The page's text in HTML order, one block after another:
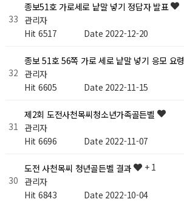
33
종보51호 가로세로 낱말 넣기 정답자 발표
관리자
Hit 6517 Date 2022-12-20
32
종보 51호 56쪽 가로 세로 낱말 넣기 응모 요령
관리자
Hit 6605 Date 2022-11-15
31
제2회 도전사천목씨청소년가족골든벨
관리자
Hit 6696 Date 2022-11-07
30
도전 사천목씨 청년골든벨 결과
+ 1
관리자
Hit 6843 Date 2022-10-04